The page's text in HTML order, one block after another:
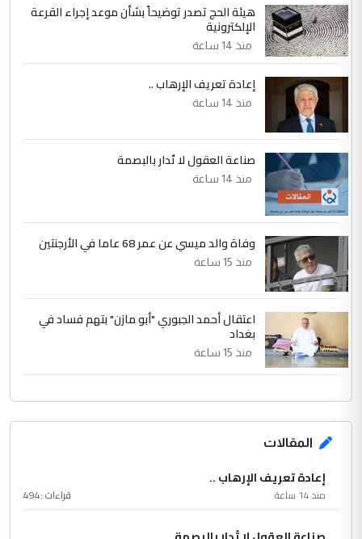
الموضوع :
مكتب السيد احمد الصافي : لا يوجود
لدينا اي حساب على الفيس بوك وتويتر
هيئة الحج تصدر توضيحاً بشأن موعد إجراء القرعة
الإلكترونية
منذ 14 ساعة
إعادة تعريف الإرهاب ..
منذ 14 ساعة
صناعة العقول لا تُدار بالبصمة
منذ 14 ساعة
وفاة والد ميسي عن عمر 68 عاما في الأرجنتين
منذ 15 ساعة
اعتقال أحمد الجبوري "أبو مازن" بتهم فساد في
بغداد
منذ 15 ساعة
المقالات
إعادة تعريف الإرهاب ..
منذ 14 ساعة قراءات :494